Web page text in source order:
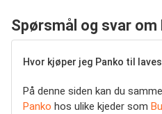
Spørsmål og svar om
Hvor kjøper jeg Panko til
På denne siden kan du
Panko hos ulike kjeder som